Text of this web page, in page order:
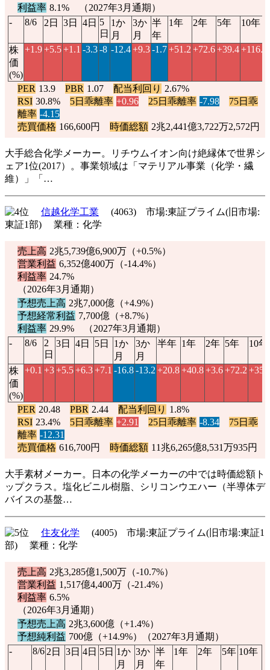
利益率 8.1% （2027年3月通期）
-
8/6 2日 3日 4日 5
日
1か
月
3か
月
半
年
1年 2年 5年 10年
株
価
(%)
+1.9+5.5+1.1 -3.3-8 -12.4+9.3-1.7+51.2 +72.6+39.4+116.9
PER 13.9 PBR 1.07 配当利回り 2.67%
RSI 30.8% 5日乖離率 +0.96 25日乖離率 -7.98
75日乖
離率 -4.15
売買価格 166,600円 時価総額 2兆2,441億3,722万2,572円
大手総合化学メーカー。リチウムイオン向け絶縁体で世界シ
ェア1位(2017）。事業領域は「マテリアル事業（化学・繊
維）」「…
信越化学工業
(4063) 市場:東証プライム(旧市場:
東証1部) 業種：化学
売上高 2兆5,739億6,900万（+0.5%）
営業利益 6,352億400万（-14.4%）
利益率 24.7%
（2026年3月通期）
予想売上高 2兆7,000億（+4.9%）
予想経常利益 7,700億（+8.7%）
利益率 29.9% （2027年3月通期）
-
8/6
2
日
3日 4日 5日
1か
月
3か
月
半年 1年 2年 5年 10年
株
価
(%)
+0.1 +3+5.5+6.3+7.1 -16.8-13.2 +20.8+40.8+3.6+72.2
PER 20.48 PBR 2.44 配当利回り 1.8%
RSI 23.4% 5日乖離率 +2.91 25日乖離率 -8.34
75日乖
離率 -12.31
売買価格 616,700円 時価総額 11兆6,265億8,531万935円
大手素材メーカー。日本の化学メーカーの中では時価総額ト
ップクラス。塩化ビニル樹脂、シリコンウエハー（半導体デ
バイスの基盤…
住友化学
(4005) 市場:東証プライム(旧市場:東証1
部) 業種：化学
売上高 2兆3,285億1,500万（-10.7%）
営業利益 1,517億4,400万（-21.4%）
利益率 6.5%
（2026年3月通期）
予想売上高 2兆3,600億（+1.4%）
予想純利益 700億（+14.9%）（2027年3月通期）
-
8/6 2日 3日 4日 5日 1か
月
3か
月
半
年
1年 2年 5年 10年